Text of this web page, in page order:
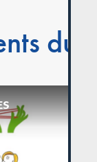
du